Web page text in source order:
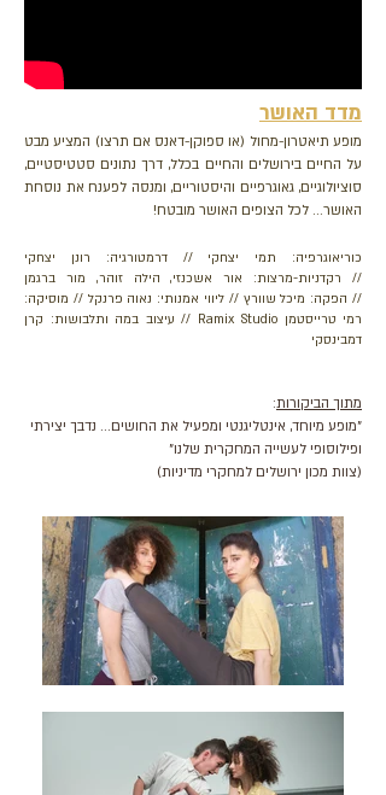
מדד האושר
מופע תיאטרון-מחול (או ספוקן-דאנס אם תרצו) המציע מבט
על החיים בירושלים והחיים בכלל, דרך נתונים סטטיסטיים,
סוציולוגיים, גאוגרפיים והיסטוריים, ומנסה לפענח את נוסחת
האושר... לכל הצופים האושר מובטח!
כוריאוגרפיה: תמי יצחקי // דרמטורגיה: רונן יצחקי
// רקדניות-מרצות: אור אשכנזי, הילה זוהר, מור ברגמן
// הפקה: מיכל שוורץ // ליווי אמנותי: נאוה פרנקל // מוסיקה:
רמי טרייסטמן Ramix Studio // עיצוב במה ותלבושות: קרן
דמבינסקי
מתוך הביקורות:
"מופע מיוחד, אינטליגנטי ומפעיל את החושים... נדבך יצירתי
ופילוסופי לעשייה המחקרית שלנו"
(צוות מכון ירושלים למחקרי מדיניות)